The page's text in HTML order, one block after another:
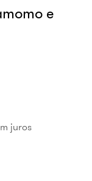
e
juros